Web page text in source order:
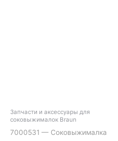
Запчасти и аксессуары для
соковыжималок Braun
7000531 — Соковыжималка